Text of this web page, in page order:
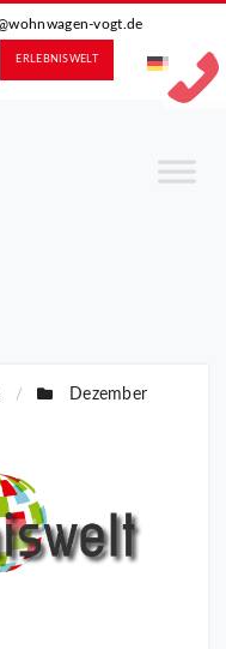
vogt.de
ERLEBNIS­WELT
/
Dezember